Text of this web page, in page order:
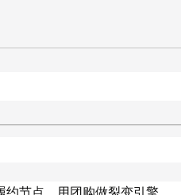
节点，用团购做裂变引擎。